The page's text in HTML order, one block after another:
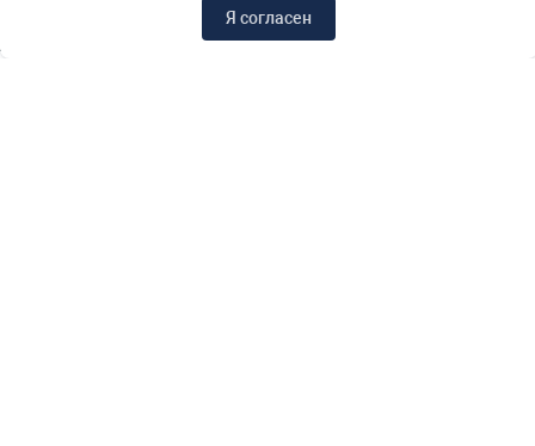
© СПб ГБУК ГСЦБС, 2012-2026 гг.
Я согласен